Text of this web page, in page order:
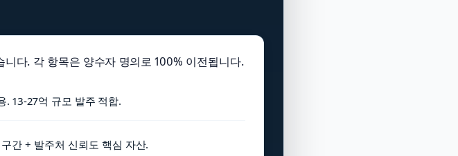
다. 각 항목은 양수자 명의로 100% 이전됩니다.
13-27억 규모 발주 적합.
간 + 발주처 신뢰도 핵심 자산.